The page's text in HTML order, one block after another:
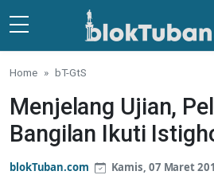
Skip to main content
Home bT-GtS
Menjelang Ujian,
Bangilan Ikuti
blokTuban.com Kamis, 07 Maret